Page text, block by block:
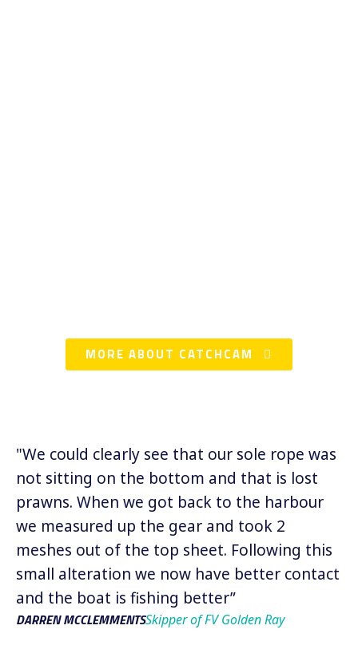
MORE ABOUT CATCHCAM
"We could clearly see that our sole rope was
not sitting on the bottom and that is lost
prawns. When we got back to the harbour
we measured up the gear and took 2
meshes out of the top sheet. Following this
small alteration we now have better contact
and the boat is fishing better”
DARREN MCCLEMMENTSSkipper of FV Golden Ray